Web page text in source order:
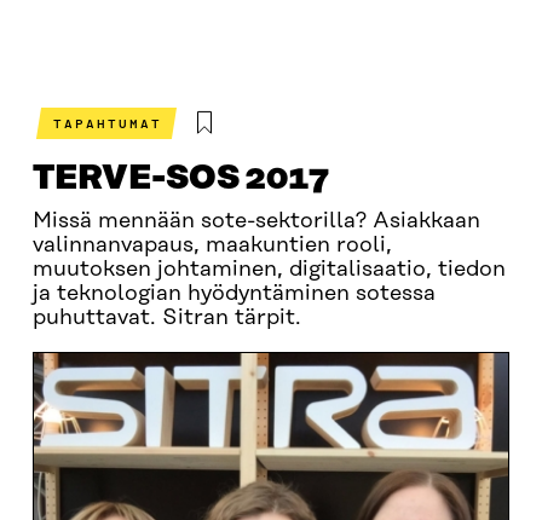
TAPAHTUMAT
TERVE-SOS 2017
Missä mennään sote-sektorilla? Asiakkaan
valinnanvapaus, maakuntien rooli,
muutoksen johtaminen, digitalisaatio, tiedon
ja teknologian hyödyntäminen sotessa
puhuttavat. Sitran tärpit.